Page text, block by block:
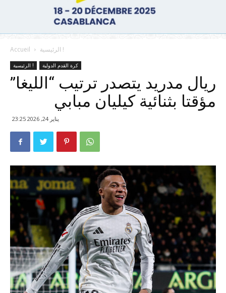
Accueil الرئيسية !
الرئيسية ! كرة القدم الدولية
ريال مدريد يتصدر ترتيب “الليغا”
مؤقتا بثنائية كيليان مبابي
يناير 24, 2026 23:25